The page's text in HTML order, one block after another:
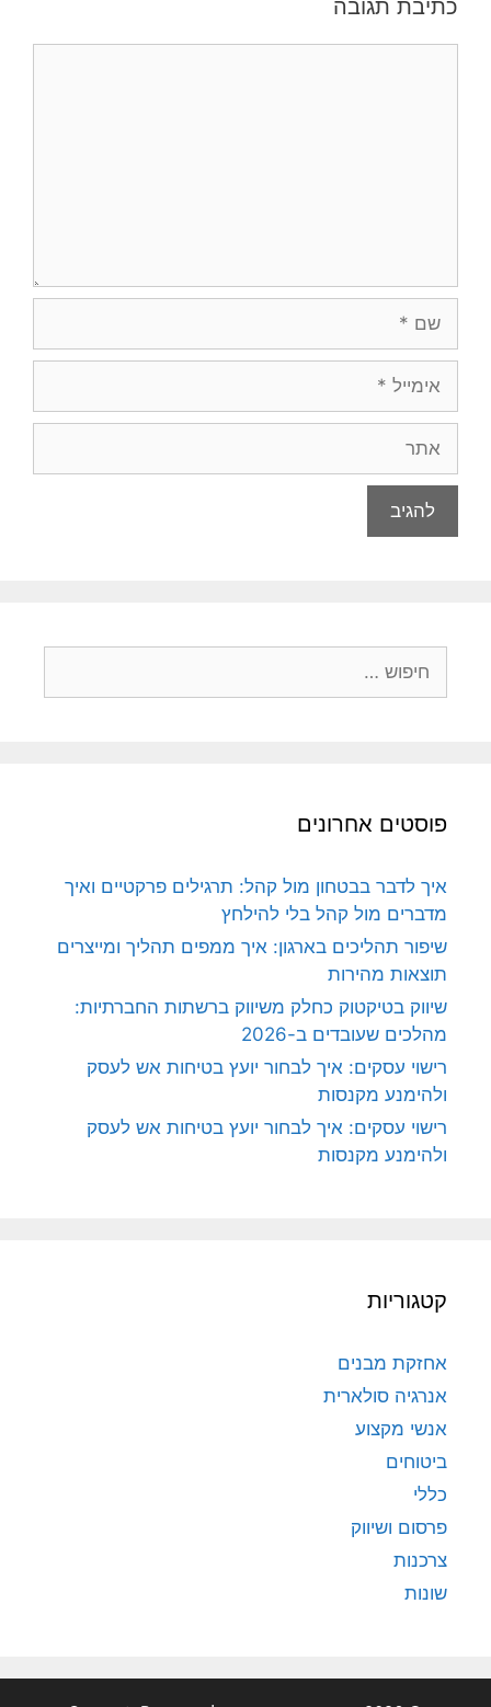
כתיבת תגובה
פוסטים אחרונים
איך לדבר בבטחון מול קהל: תרגילים פרקטיים ואיך
מדברים מול קהל בלי להילחץ
שיפור תהליכים בארגון: איך ממפים תהליך ומייצרים
תוצאות מהירות
שיווק בטיקטוק כחלק משיווק ברשתות החברתיות:
מהלכים שעובדים ב-2026
רישוי עסקים: איך לבחור יועץ בטיחות אש לעסק
ולהימנע מקנסות
רישוי עסקים: איך לבחור יועץ בטיחות אש לעסק
ולהימנע מקנסות
קטגוריות
אחזקת מבנים
אנרגיה סולארית
אנשי מקצוע
ביטוחים
כללי
פרסום ושיווק
צרכנות
שונות